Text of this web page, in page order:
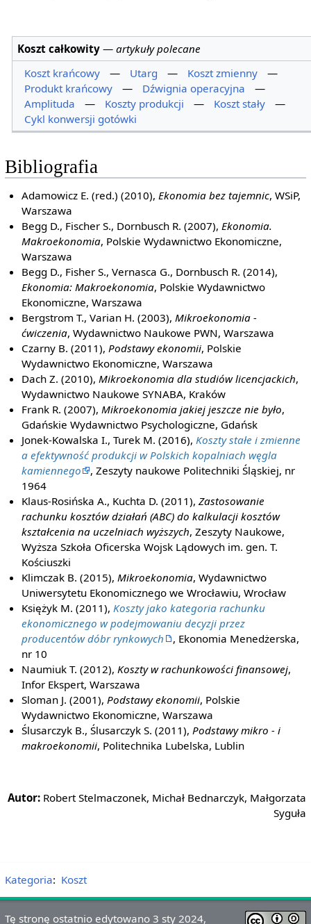
Koszt całkowity —artykuły polecane
Koszt krańcowy
— Utarg — Koszt zmienny
—
Produkt krańcowy
— Dźwignia operacyjna
—
Amplituda
— Koszty produkcji — Koszt stały
—
Cykl konwersji gotówki
Bibliografia
Adamowicz E. (red.) (2010),Ekonomia bez tajemnic, WSiP,
Warszawa
Begg D., Fischer S., Dornbusch R. (2007),Ekonomia.
Makroekonomia, Polskie Wydawnictwo Ekonomiczne,
Warszawa
Begg D., Fisher S., Vernasca G., Dornbusch R. (2014),
Ekonomia: Makroekonomia, Polskie Wydawnictwo
Ekonomiczne, Warszawa
Bergstrom T., Varian H. (2003),Mikroekonomia -
ćwiczenia, Wydawnictwo Naukowe PWN, Warszawa
Czarny B. (2011),Podstawy ekonomii, Polskie
Wydawnictwo Ekonomiczne, Warszawa
Dach Z. (2010),Mikroekonomia dla studiów licencjackich,
Wydawnictwo Naukowe SYNABA, Kraków
Frank R. (2007),Mikroekonomia jakiej jeszcze nie było,
Gdańskie Wydawnictwo Psychologiczne, Gdańsk
Jonek-Kowalska I., Turek M. (2016),Koszty stałe i zmienne
a efektywność produkcji w Polskich kopalniach węgla
kamiennego
, Zeszyty naukowe Politechniki Śląskiej, nr
1964
Klaus-Rosińska A., Kuchta D. (2011),Zastosowanie
rachunku kosztów działań (ABC) do kalkulacji kosztów
kształcenia na uczelniach wyższych, Zeszyty Naukowe,
Wyższa Szkoła Oficerska Wojsk Lądowych im. gen. T.
Kościuszki
Klimczak B. (2015),Mikroekonomia, Wydawnictwo
Uniwersytetu Ekonomicznego we Wrocławiu, Wrocław
Księżyk M. (2011),Koszty jako kategoria rachunku
ekonomicznego w podejmowaniu decyzji przez
producentów dóbr rynkowych
, Ekonomia Menedżerska,
nr 10
Naumiuk T. (2012),Koszty w rachunkowości finansowej,
Infor Ekspert, Warszawa
Sloman J. (2001),Podstawy ekonomii, Polskie
Wydawnictwo Ekonomiczne, Warszawa
Ślusarczyk B., Ślusarczyk S. (2011),Podstawy mikro - i
makroekonomii, Politechnika Lubelska, Lublin
Autor: Robert Stelmaczonek, Michał Bednarczyk, Małgorzata
Syguła
Kategoria: Koszt
Tę stronę ostatnio edytowano 3 sty 2024,